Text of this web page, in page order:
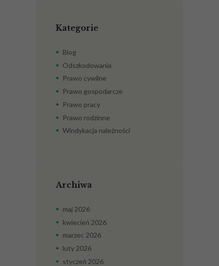
Kategorie
Blog
Odszkodowania
Prawo cywilne
Prawo gospodarcze
Prawo pracy
Prawo rodzinne
Windykacja należności
Archiwa
maj 2026
kwiecień 2026
marzec 2026
luty 2026
styczeń 2026